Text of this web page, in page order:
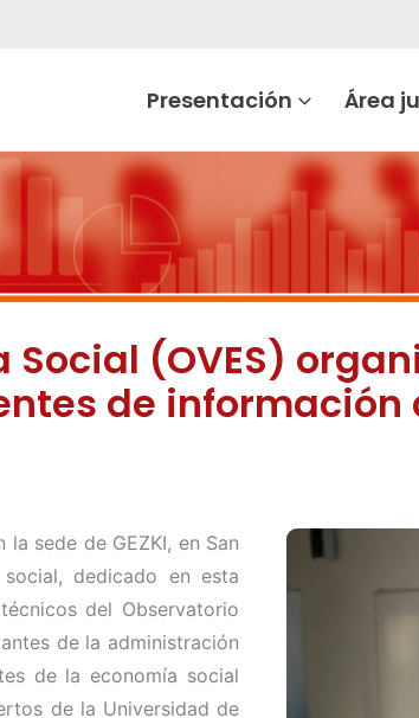
Presentación Área
(OVES)
de información
sede de GEZKI, en San
dedicado en esta
del Observatorio
de la administración
de la economía social
de la Universidad de